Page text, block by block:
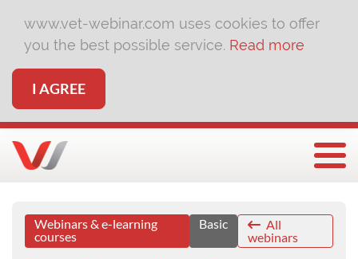
www.vet-webinar.com uses cookies to offer
you the best possible service. Read more
I AGREE
Webinars & e-learning
courses
Basic
All
webinars